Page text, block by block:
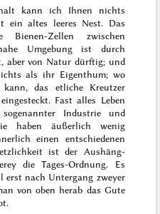
kann ich Ihnen nichts
ein altes leeres Nest. Das
Bienen-Zellen zwischen
Umgebung ist durch
aber von Natur dürftig; und
als ihr Eigenthum; wo
das etliche Kreutzer
Fast alles Leben
Industrie und
haben äußerlich wenig
einen entschiedenen
ist der Aushäng-
die Tages-Ordnung. Es
erst nach Untergang zweyer
von oben herab das Gute